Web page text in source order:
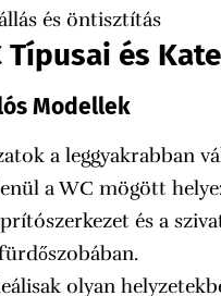
és öntisztítás
Típusai és
Modellek
a leggyakrabban
a WC mögött
és a
olyan